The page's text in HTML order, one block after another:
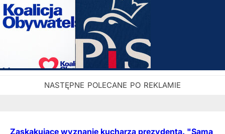
Zaskakujące wyznanie kucharza prezydenta. "Sama